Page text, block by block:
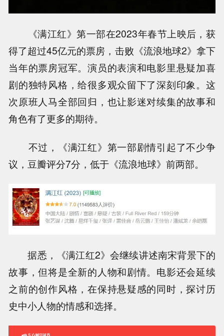
《满江红》第一部在2023年春节上映后，获
得了超过45亿元的票房，击败《流浪地球2》拿下
当年的票房冠军。演员的表演和电影里悬疑加喜
剧的独特风格，给很多观众留下了深刻印象。这
次原班人马全部回归，也让影迷对续集的故事和
角色有了更多的期待。
不过，《满江红》第一部剧情引起了不少争
议，豆瓣评分7分，低于《流浪地球》前两部。
据悉，《满江红2》会继续讲述南宋背景下的
故事，但将是全新的人物和剧情。电影还会延续
之前的创作风格，在保持悬疑感的同时，探讨历
史中小人物的情感和选择。